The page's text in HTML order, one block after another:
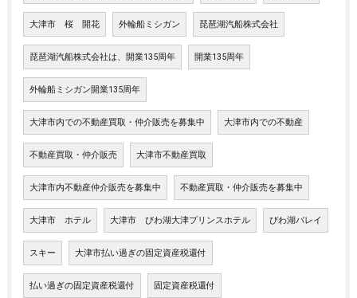
大津市 桜 開花 外輪船ミシガン 琵琶湖汽船株式会社
琵琶湖汽船株式会社は、開業135周年 開業135周年
外輪船ミシガン開業135周年
大津市内での不動産買取・仲介販売を募集中 大津市内での不動産
不動産買取・仲介販売 大津市不動産買取
大津市内不動産仲介販売を募集中 不動産買取・仲介販売を募集中
大津市 ホテル 大津市 びわ湖大津プリンスホテル びわ湖バレイ
スキー 大津市払い過ぎの固定資産税還付
払い過ぎの固定資産税還付 固定資産税還付